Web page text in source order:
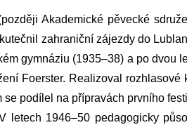
Akademické pěvecké
zahraniční zájezdy do
gymnáziu (1935–38) a po dvou
Foerster. Realizoval
podílel na přípravách prvního
1946–50 pedagogicky